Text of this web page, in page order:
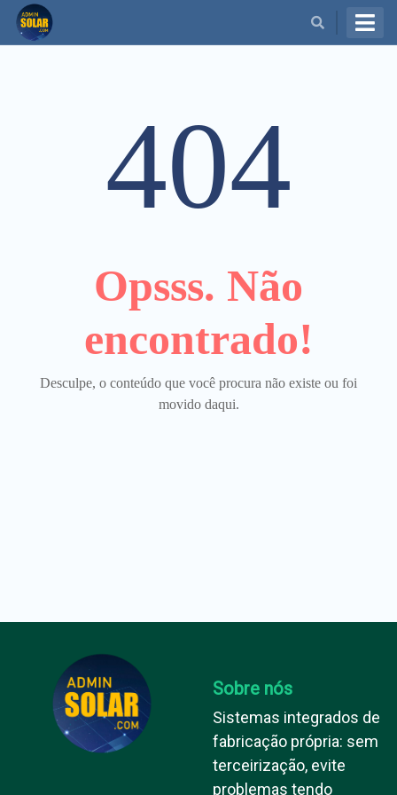
404
Opsss. Não
encontrado!
Desculpe, o conteúdo que você procura não existe ou foi
movido daqui.
Sobre nós
Sistemas integrados de
fabricação própria: sem
terceirização, evite
problemas tendo